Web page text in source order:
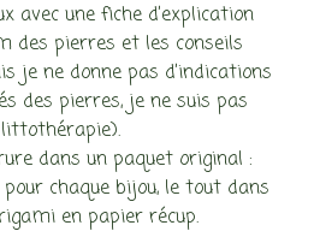
avec une fiche d’explication
des pierres et les conseils
je ne donne pas d’indications
des pierres, je ne suis pas
dans un paquet original :
chaque bijou, le tout dans
en papier récup.